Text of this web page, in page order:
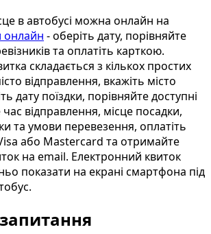
в автобусі можна онлайн на
онлайн - оберіть дату, порівняйте
та оплатіть карткою.
складається з кількох простих
відправлення, вкажіть місто
дату поїздки, порівняйте доступні
відправлення, місце посадки,
та умови перевезення, оплатіть
або Mastercard та отримайте
на email. Електронний квиток
показати на екрані смартфона під